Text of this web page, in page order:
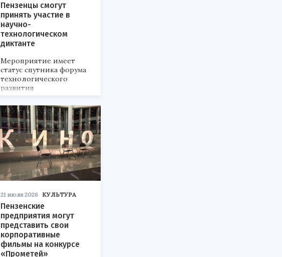
Пензенцы смогут
принять участие в
научно-
технологическом
диктанте
Мероприятие имеет
статус спутника форума
технологического
развития
«Технопром-2026».
21 июля 2026 КУЛЬТУРА
Пензенские
предприятия могут
представить свои
корпоративные
фильмы на конкурсе
«Прометей»